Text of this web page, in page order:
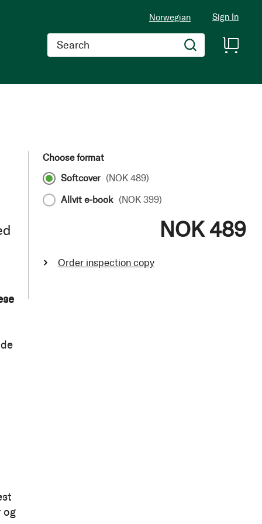
Norwegian Sign In
Search
og
Choose format
Softcover (NOK 489)
Allvit e-book (NOK 399)
NOK 489
Order inspection copy